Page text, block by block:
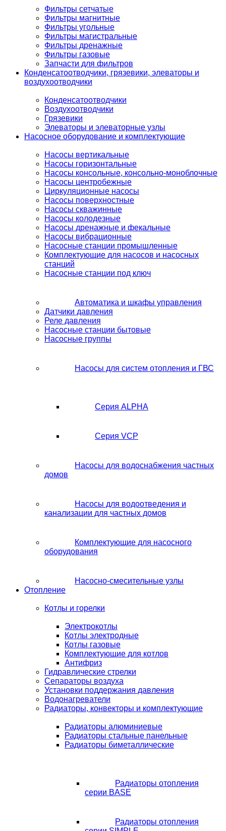
Фильтры сетчатые
Фильтры магнитные
Фильтры угольные
Фильтры магистральные
Фильтры дренажные
Фильтры газовые
Запчасти для фильтров
Конденсатоотводчики, грязевики, элеваторы и
воздухоотводчики
Конденсатоотводчики
Воздухоотводчики
Грязевики
Элеваторы и элеваторные узлы
Насосное оборудование и комплектующие
Насосы вертикальные
Насосы горизонтальные
Насосы консольные, консольно-моноблочные
Насосы центробежные
Циркуляционные насосы
Насосы поверхностные
Насосы скважинные
Насосы колодезные
Насосы дренажные и фекальные
Насосы вибрационные
Насосные станции промышленные
Комплектующие для насосов и насосных
станций
Насосные станции под ключ
Автоматика и шкафы управления
Датчики давления
Реле давления
Насосные станции бытовые
Насосные группы
Насосы для систем отопления и ГВС
Серия ALPHA
Серия VCP
Насосы для водоснабжения частных
домов
Насосы для водоотведения и
канализации для частных домов
Комплектующие для насосного
оборудования
Насосно-смесительные узлы
Отопление
Котлы и горелки
Электрокотлы
Котлы электродные
Котлы газовые
Комплектующие для котлов
Антифриз
Гидравлические стрелки
Сепараторы воздуха
Установки поддержания давления
Водонагреватели
Радиаторы, конвекторы и комплектующие
Радиаторы алюминиевые
Радиаторы стальные панельные
Радиаторы биметаллические
Радиаторы отопления
серии BASE
Радиаторы отопления